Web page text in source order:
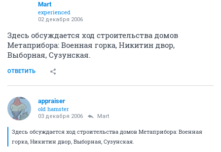
Mart
experienced
02 декабря 2006
Здесь обсуждается ход строительства домов
Метаприбора: Военная горка, Никитин двор,
Выборная, Сузунская.
ОТВЕТИТЬ
appraiser
old hamster
03 декабря 2006 Mart
Здесь обсуждается ход строительства домов Метаприбора: Военная
горка, Никитин двор, Выборная, Сузунская.